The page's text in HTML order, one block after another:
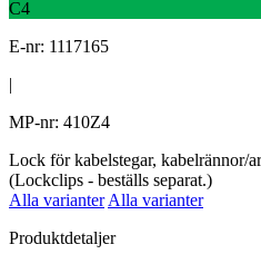
C4
E-nr: 1117165
|
MP-nr: 410Z4
Lock för kabelstegar, kabelrännor/
(Lockclips - beställs separat.)
Alla varianter Alla varianter
Produktdetaljer